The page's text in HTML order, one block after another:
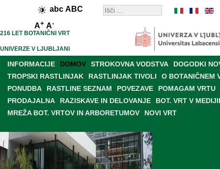
abc ABC
A+ A-
216 LET BOTANIČNI VRT
UNIVERZE V LJUBLJANI
INFORMACIJE DOMOV STROKOVNA VODSTVA
DOGODKI
TROPSKI RASTLINJAK
RASTLINJAK TIVOLI
O BOTANIČNEM
PONUDBA
RASTLINE SEZNAM POVEZAVE
POMAGAM VRTU
PRODAJALNA
RAZISKAVE IN DELOVANJE
BOT. VRT V
MREŽA BOT. VRTOV IN ARBORETUMOV
NOVI VRT